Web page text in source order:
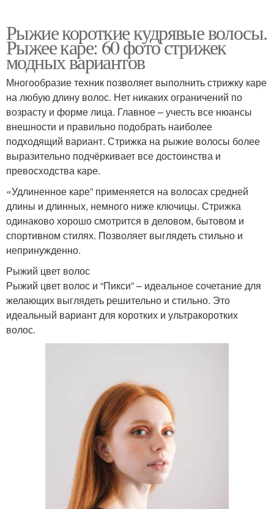
Рыжие короткие кудрявые волосы.
Рыжее каре: 60 фото стрижек
модных вариантов
Многообразие техник позволяет выполнить стрижку каре
на любую длину волос. Нет никаких ограничений по
возрасту и форме лица. Главное – учесть все нюансы
внешности и правильно подобрать наиболее
подходящий вариант. Стрижка на рыжие волосы более
выразительно подчёркивает все достоинства и
превосходства каре.
«Удлиненное каре” применяется на волосах средней
длины и длинных, немного ниже ключицы. Стрижка
одинаково хорошо смотрится в деловом, бытовом и
спортивном стилях. Позволяет выглядеть стильно и
непринужденно.
Рыжий цвет волос
Рыжий цвет волос и “Пикси” – идеальное сочетание для
желающих выглядеть решительно и стильно. Это
идеальный вариант для коротких и ультракоротких
волос.